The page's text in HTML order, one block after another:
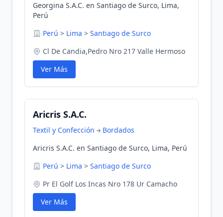
Georgina S.A.C. en Santiago de Surco, Lima,
Perú
Perú > Lima > Santiago de Surco
Cl De Candia,Pedro Nro 217 Valle Hermoso
Ver Más
Aricris S.A.C.
Textil y Confección
Bordados
Aricris S.A.C. en Santiago de Surco, Lima, Perú
Perú > Lima > Santiago de Surco
Pr El Golf Los Incas Nro 178 Ur Camacho
Ver Más